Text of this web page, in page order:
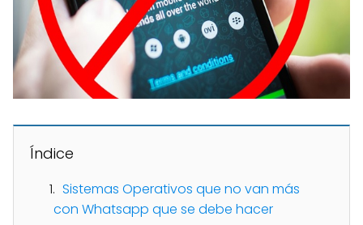
Índice
Sistemas Operativos que no van más
con Whatsapp que se debe hacer